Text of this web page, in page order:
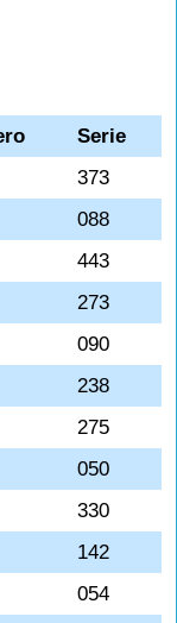
Serie
373
088
443
273
090
238
275
050
330
142
054